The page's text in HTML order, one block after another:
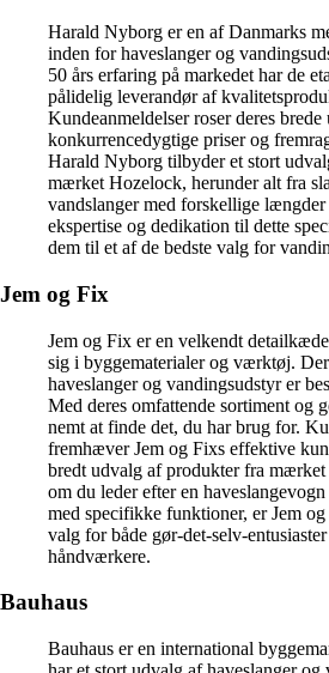
Harald Nyborg er en af Danmarks
inden for haveslanger og
50 års erfaring på markedet har de
pålidelig leverandør af
Kundeanmeldelser roser deres brede
konkurrencedygtige priser og
Harald Nyborg tilbyder et stort
mærket Hozelock, herunder alt fra
vandslanger med forskellige
ekspertise og dedikation til dette
dem til et af de bedste valg for
Jem og Fix
Jem og Fix er en velkendt
sig i byggematerialer og værktøj.
haveslanger og vandingsudstyr er
Med deres omfattende sortiment og
nemt at finde det, du har brug for.
fremhæver Jem og Fixs effektive
bredt udvalg af produkter fra
om du leder efter en
med specifikke funktioner, er Jem
valg for både gør-det-selv-
håndværkere.
Bauhaus
Bauhaus er en international